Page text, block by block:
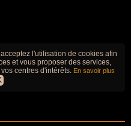
l'utilisation de cookies afin
et vous proposer des services,
centres d'intérêts. En savoir plus